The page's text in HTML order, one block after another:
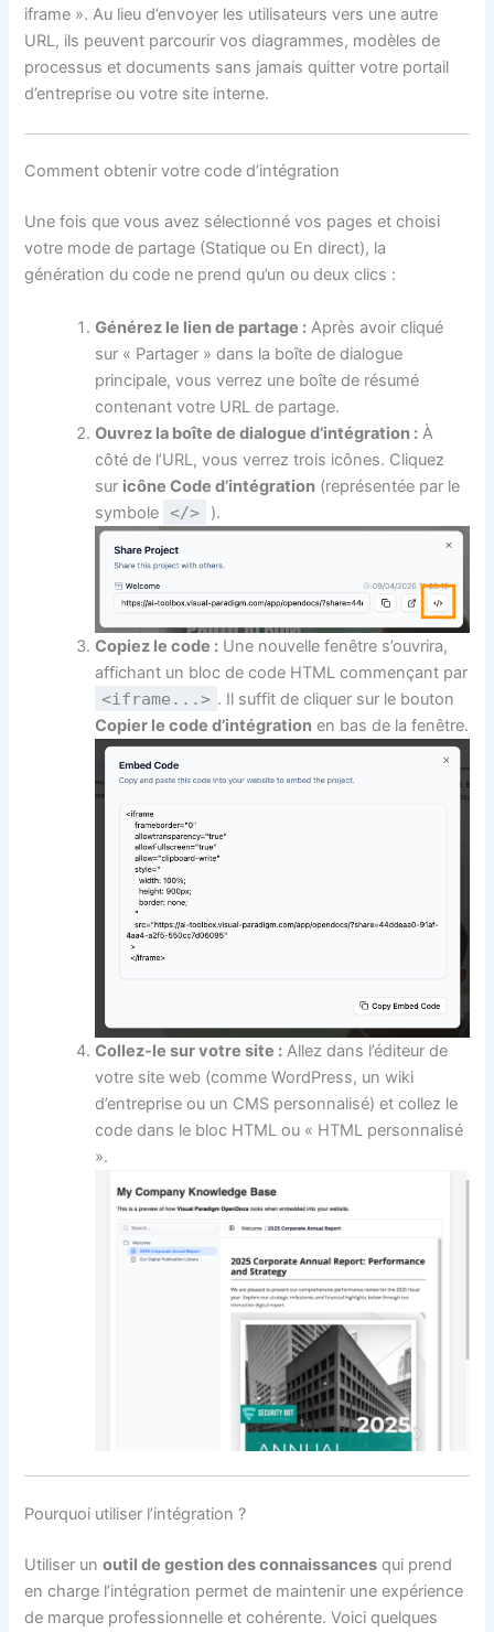
iframe ». Au lieu d’envoyer les utilisateurs vers une autre
URL, ils peuvent parcourir vos diagrammes, modèles de
processus et documents sans jamais quitter votre portail
d’entreprise ou votre site interne.
Comment obtenir votre code d’intégration
Une fois que vous avez sélectionné vos pages et choisi
votre mode de partage (Statique ou En direct), la
génération du code ne prend qu’un ou deux clics :
Générez le lien de partage : Après avoir cliqué
sur « Partager » dans la boîte de dialogue
principale, vous verrez une boîte de résumé
contenant votre URL de partage.
Ouvrez la boîte de dialogue d’intégration : À
côté de l’URL, vous verrez trois icônes. Cliquez
sur icône Code d’intégration (représentée par le
symbole
</> ).
Copiez le code : Une nouvelle fenêtre s’ouvrira,
affichant un bloc de code HTML commençant par
<iframe...> . Il suffit de cliquer sur le bouton
Copier le code d’intégration en bas de la fenêtre.
Collez-le sur votre site : Allez dans l’éditeur de
votre site web (comme WordPress, un wiki
d’entreprise ou un CMS personnalisé) et collez le
code dans le bloc HTML ou « HTML personnalisé
».
Pourquoi utiliser l’intégration ?
Utiliser unoutil de gestion des connaissances qui prend
en charge l’intégration permet de maintenir une expérience
de marque professionnelle et cohérente. Voici quelques